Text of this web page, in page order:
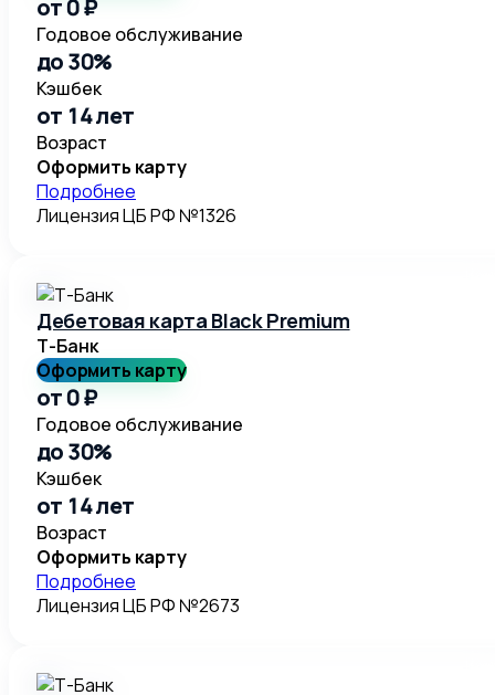
от 0 ₽
Годовое обслуживание
до 30%
Кэшбек
от 14 лет
Возраст
Оформить карту
Подробнее
Лицензия ЦБ РФ №1326
Дебетовая карта Black Premium
Т-Банк
Оформить карту
от 0 ₽
Годовое обслуживание
до 30%
Кэшбек
от 14 лет
Возраст
Оформить карту
Подробнее
Лицензия ЦБ РФ №2673